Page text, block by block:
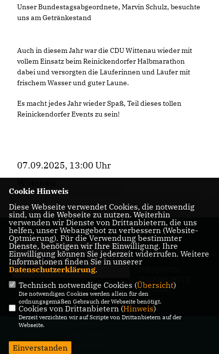
Unser Bundestagsabgeordnete, Marvin Schulz, besuchte
uns am Getränkestand
Auch in diesem Jahr war die CDU Wittenau wieder mit
vollem Einsatz beim Reinickendorfer Halbmarathon
dabei und versorgten die Läuferinnen und Läufer mit
frischem Wasser und guter Laune.
Es macht jedes Jahr wieder Spaß, Teil dieses tollen
Reinickendorfer Events zu sein!
07.09.2025, 13:00 Uhr
DATENSCHUTZ
KONTAKT
@2026 CDU Kreisverband
Alle Rechte vorbehalten.
Cookie Hinweis
Diese Webseite verwendet Cookies, die notwendig
sind, um die Webseite zu nutzen. Weiterhin
verwenden wir Dienste von Drittanbietern, die uns
helfen, unser Webangebot zu verbessern (Website-
Optmierung). Für die Verwendung bestimmter
Dienste, benötigen wir Ihre Einwilligung. Ihre
Einwilligung können Sie jederzeit widerrufen. Weitere
Informationen finden Sie in unserer
Datenschutzerklärung.
Technisch notwendige Cookies (Übersicht)
Die notwendigen Cookies werden allein für den
ordnungsgemäßen Gebrauch der Webseite benötigt.
Cookies von Drittanbietern (Hinweis)
Derzeit verzichten wir auf Scripte von Drittanbietern auf der
Webseite.
Einverstanden